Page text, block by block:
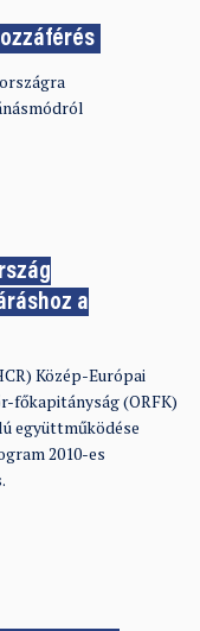
a
Közép-Európai
főkapitányság (ORFK)
együttműködése
2010-es